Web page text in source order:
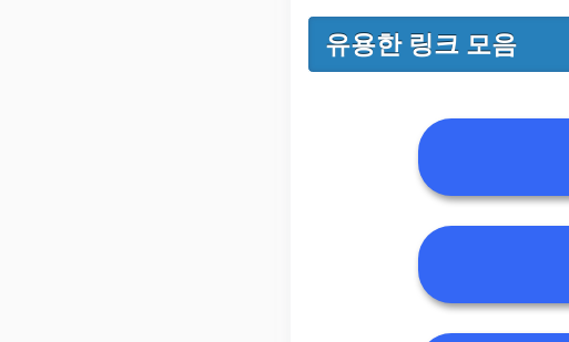
유용한 링크 모음